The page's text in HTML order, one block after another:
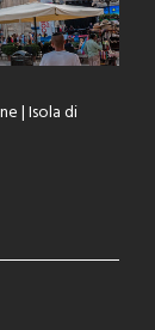
| Isola di